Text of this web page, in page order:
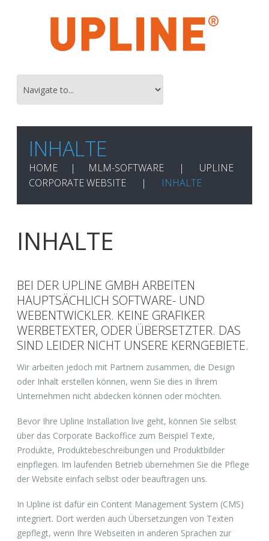
INHALTE
HOME MLM-SOFTWARE
UPLINE
CORPORATE WEBSITE
INHALTE
INHALTE
BEI DER UPLINE GMBH ARBEITEN
HAUPTSÄCHLICH SOFTWARE- UND
WEBENTWICKLER. KEINE GRAFIKER
WERBETEXTER, ODER ÜBERSETZTER. DAS
SIND LEIDER NICHT UNSERE KERNGEBIETE.
Wir arbeiten jedoch mit Partnern zusammen, die Design
oder Inhalt erstellen können, wenn Sie dies in Ihrem
Unternehmen nicht abdecken können oder möchten.
Bevor Ihre Upline Installation live geht, können Sie selbst
über das Corporate Backoffice zum Beispiel Texte,
Produkte, Produktebeschreibungen und Produktbilder
einpflegen. Im laufenden Betrieb übernehmen Sie die Pflege
der Website einfach selbst oder beauftragen uns.
In Upline ist dafür ein Content Management System (CMS)
integriert. Dort werden auch Übersetzungen von Texten
gepflegt, wenn Ihre Webseiten in anderen Sprachen zur